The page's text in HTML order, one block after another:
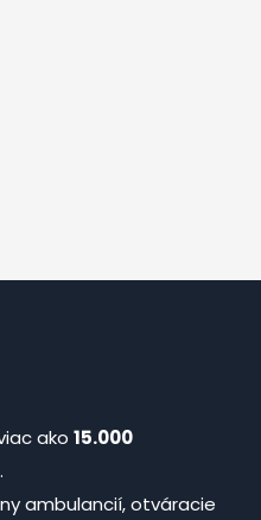
ako 15.000
ambulancií, otváracie